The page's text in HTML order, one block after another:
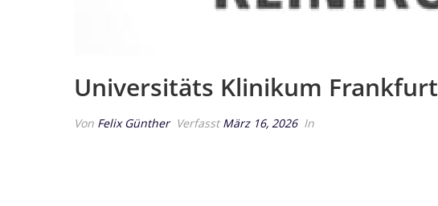
Universitäts Klinikum Frankfurt
Von Felix Günther Verfasst März 16, 2026 In